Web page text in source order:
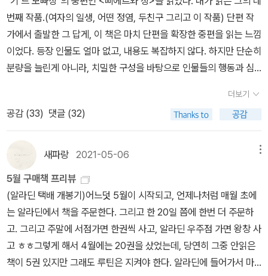
감을 가지고 그의 접근을 거부하지 않으며, 심지어 돈까지(?) 주는 걸
보면 완전 잘생기고 매력적인가 보다. 작가인 모파상이 윈했던 인간
상 이었을까? [그는 자신이 그토록 잘생긴 남자인 사실에 놀라서 언
제까지고 자신의 모습을 넋을 잃은 채 바라보다가, 마침내는 자신에
게 상냥하게 미소 짓고 이별을 고하기 위해 마치 위대한 인물에게 하
듯 위엄 있는 태도를 갖추어 공손하게 고개를 숙였다.] P.52이 작품
은 어쩌면 주인공인 ˝뒤루아˝의 성장이야기 라고도 할 수 있다. 가난
하다가 퇴역하고 난 후 파리로 가지만, 처음에는 철도원으로 근무하
면서 박봉에 힘겹게 살아간다. 그런데 우연히 길에서 군대시절의 전
우인 ˝포레스티에˝를 만나게 되고, <라비 프랑세즈>의 신문기자 였
던 그는 주인공 ˝뒤루아˝를 자기 직장에 취직시켜주는 도움을 준다.
이후 주인공 ˝뒤루아˝는 승승장구 한다. 수습기자에서 사화부 기자,
정치부 기자로 근무를 하고 결국에는 <라비 프랑세즈>의 주간으로
취임하게 된다. 이렇게 신분상승하는 과정에서 많은 부를 쌓게 되고,
마지막에는 <라비 프랑세즈>의 사장이자 엄청난 재산을 소유한 ˝왈
번째 작품.(여자의 일생, 어떤 정염, 두친구 그리고 이 작품) 단편 작
가에서 출발한 그 답게, 이 책은 마치 단편을 확장한 중편을 읽는 느낌
이었다. 등장 인물도 얼마 없고, 내용도 복잡하지 않다. 하지만 단순히
분량을 늘린게 아니라, 치밀한 구성을 바탕으로 인물들의 행동과 심
으로 확장한 것이다.이야기의 핵심은 아주 간단하다. 형제인 의사인 ˝
피에르˝와 변호사인 ˝장˝은 성격도 외모도 다른 5살 차이의 형제이
다. 그러던 어느날 그들의 부모인 ˝롤랑 부부˝의 지인인 ˝마레샬˝이
죽으면서 ˝장˝에게만 그의 유산을 상속한다. 부모가 아닌 사람이, 그
것도 두 형제중 한명에게만 유산을 상속한다면, 상속을 못받은 사람
은 어떤 생각을 하게 될까? 어떤 기분이 들까?이 책의 전반부는 유산
상속을 받지 못한 ˝피에르˝의 질투와 이러한 이유를 찾아가는 이야기
가 진행되며, 후반부에는 ˝장˝의 행복과 이를 지키려는 이야기가 진행
된다. 그러는 와중에 둔감한 아버지 ˝롤랑˝과 다소 편파적이고 민감한
행동을 보여주는 어머니 ˝롤랑 부인˝을 통해 왜 그런 유산상속이 이루
어졌는지에 대한 이유를 추리? 할 수 있다.(더 자세히 설명하면 스포
더보기
공감 (33) 댓글 (32)
새파랑 2021-05-06
5월 구매책 프리뷰
(알라딘 택배 개봉기)어느덧 5월이 시작되고, 언제나처럼 매월 초에
는 알라딘에서 책을 주문한다. 그리고 한 20일 쯤에 한번 더 주문하
고. 그리고 주말에 서점가면 한권씩 사고, 알라딘 우주점 가면 왕창 사
고 ㅎㅎ그렇게 해서 4월에는 20권을 샀었는데, 당연히 그중 안읽은
책이 5권 있지만 그래도 루틴은 지켜야 한다. 알라딘에 들어가서 마